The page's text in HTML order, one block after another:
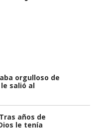
orgulloso de
salió al
años de
le tenía